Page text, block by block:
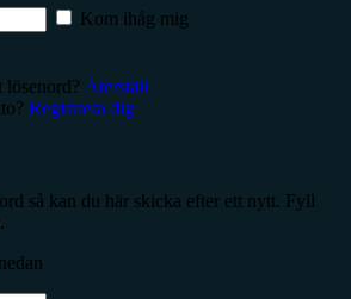
Kom ihåg mig
Återställ
Registrera dig
så kan du här skicka efter ett nytt. Fyll